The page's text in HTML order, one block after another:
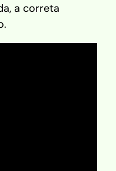
a correta